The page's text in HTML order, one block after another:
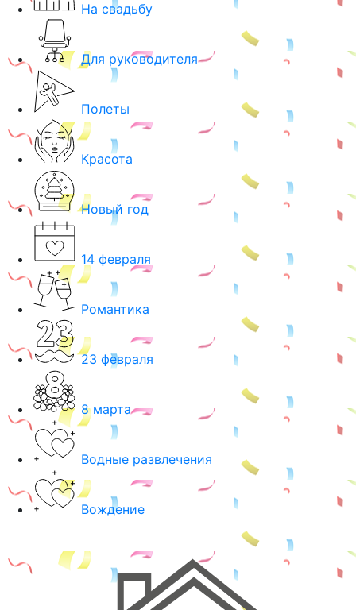
На свадьбу
Для руководителя
Полеты
Красота
Новый год
14 февраля
Романтика
23 февраля
8 марта
Водные развлечения
Вождение